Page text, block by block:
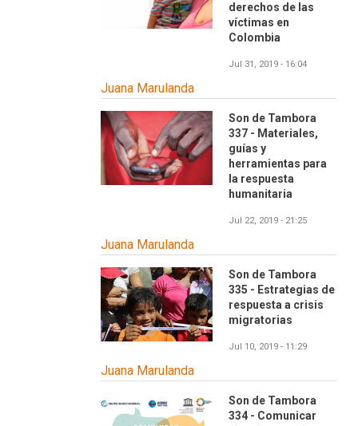
derechos de las
víctimas en
Colombia
Jul 31, 2019 - 16:04
Juana Marulanda
Son de Tambora
337 - Materiales,
guías y
herramientas para
la respuesta
humanitaria
Jul 22, 2019 - 21:25
Juana Marulanda
Son de Tambora
335 - Estrategias de
respuesta a crisis
migratorias
Jul 10, 2019 - 11:29
Juana Marulanda
Son de Tambora
334 - Comunicar